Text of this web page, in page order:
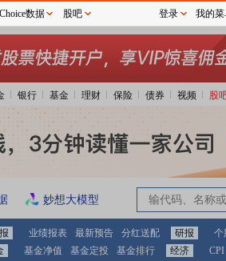
银行 基金 理财 保险 债券 视频 股
妙想大模型
业绩报表 最新预告 分红送配 研报 个
基金净值 基金定投 基金排行 经济 CPI
Choice数据 股吧 登录 我的